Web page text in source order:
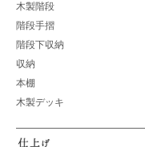
木製階段
階段手摺
階段下収納
収納
本棚
木製デッキ